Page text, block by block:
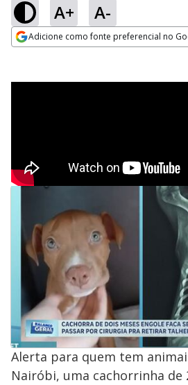
A+ A-
Adicione como fonte preferencial no
Alerta para quem tem
Nairóbi, uma cachorrinha de